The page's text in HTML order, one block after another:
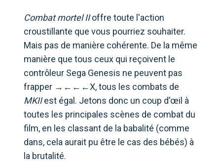
Combat mortel IIoffre toute l'action
croustillante que vous pourriez souhaiter.
Mais pas de manière cohérente. De la même
manière que tous ceux qui reçoivent le
contrôleur Sega Genesis ne peuvent pas
frapper →←←←X, tous les combats de
MKIIest égal. Jetons donc un coup d'œil à
toutes les principales scènes de combat du
film, en les classant de la babalité (comme
dans, cela aurait pu être le cas des bébés) à
la brutalité.